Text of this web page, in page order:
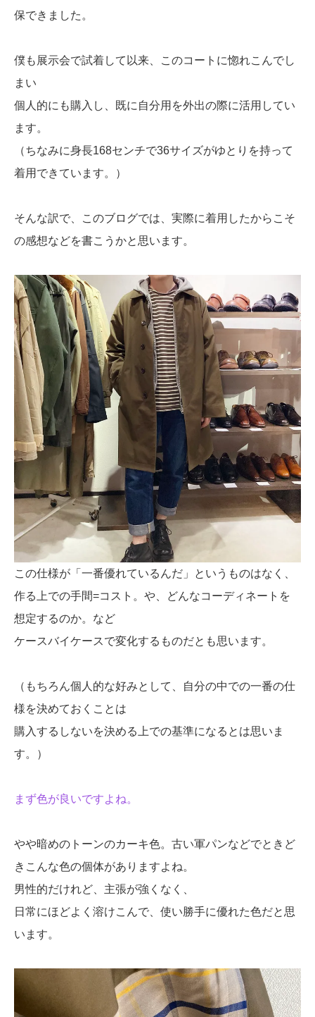
保できました。
僕も展示会で試着して以来、このコートに惚れこんでし
まい
個人的にも購入し、既に自分用を外出の際に活用してい
ます。
（ちなみに身長168センチで36サイズがゆとりを持って
着用できています。）
そんな訳で、このブログでは、実際に着用したからこそ
の感想などを書こうかと思います。
この仕様が「一番優れているんだ」というものはなく、
作る上での手間=コスト。や、どんなコーディネートを
想定するのか。など
ケースバイケースで変化するものだとも思います。
（もちろん個人的な好みとして、自分の中での一番の仕
様を決めておくことは
購入するしないを決める上での基準になるとは思いま
す。）
まず色が良いですよね。
やや暗めのトーンのカーキ色。古い軍パンなどでときど
きこんな色の個体がありますよね。
男性的だけれど、主張が強くなく、
日常にほどよく溶けこんで、使い勝手に優れた色だと思
います。